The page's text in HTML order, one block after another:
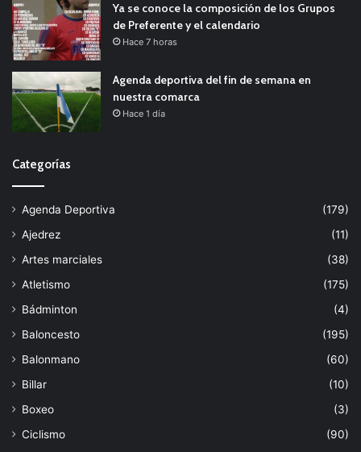
Ya se conoce la composición de los Grupos
de Preferente y el calendario
Hace 7 horas
Agenda deportiva del fin de semana en
nuestra comarca
Hace 1 día
Categorías
Agenda Deportiva
(179)
Ajedrez
(11)
Artes marciales
(38)
Atletismo
(175)
Bádminton
(4)
Baloncesto
(195)
Balonmano
(60)
Billar
(10)
Boxeo
(3)
Ciclismo
(90)